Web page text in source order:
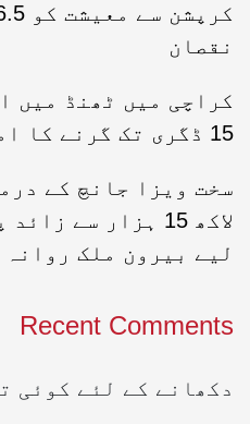
نقصان
کراچی میں ٹھنڈ میں
15 ڈگری تک گرنے کا امکان
لاکھ 15 ہزار سے
لیے بیرون ملک روانہ
Recent Comments
دکھانے کے لئے کوئی